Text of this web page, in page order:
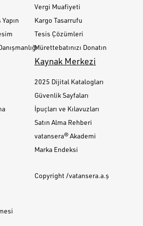
Vergi Muafiyeti
Kargo Tasarrufu
Tesis Çözümleri
Mürettebatınızı Donatın
Kaynak Merkezi
2025 Dijital Katalogları
Güvenlik Sayfaları
İpuçları ve Kılavuzları
Satın Alma Rehberi
vatansera® Akademi
Marka Endeksi
Copyright /vatansera.a.ş